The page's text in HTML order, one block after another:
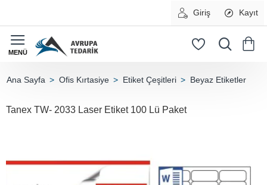
Giriş Kayıt
Ofis Kırtasiye Etiket Çeşitleri Beyaz Etiketler
Tanex TW- 2033 Laser Etiket 100 Lü Paket